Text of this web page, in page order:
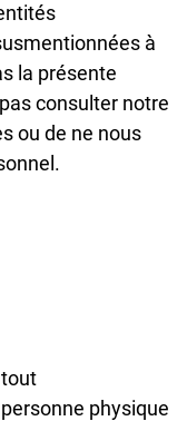
à
la présente
consulter notre
ou de ne nous
physique